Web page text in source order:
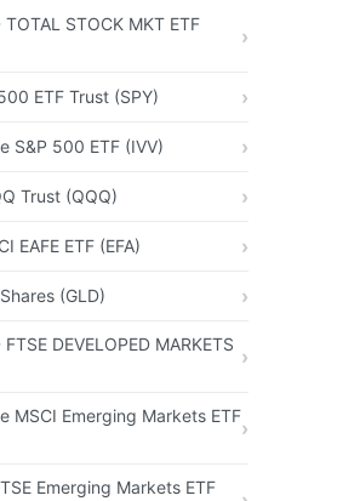
TOTAL STOCK MKT ETF
ETF Trust (SPY)
S&P 500 ETF (IVV)
Trust (QQQ)
EAFE ETF (EFA)
(GLD)
DEVELOPED MARKETS
MSCI Emerging Markets ETF
Emerging Markets ETF